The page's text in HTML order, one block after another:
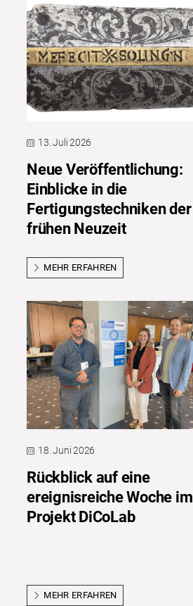
13. Juli 2026
Neue Veröffentlichung:
Einblicke in die
Fertigungstechniken der
frühen Neuzeit
MEHR ERFAHREN
18. Juni 2026
Rückblick auf eine
ereignisreiche Woche im
Projekt DiCoLab
MEHR ERFAHREN